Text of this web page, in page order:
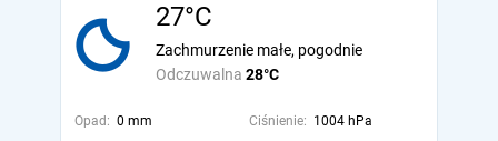
27°C
Odczuwalna 28°C
Zachmurzenie małe, pogodnie
Opad: 0 mm Ciśnienie: 1004 hPa